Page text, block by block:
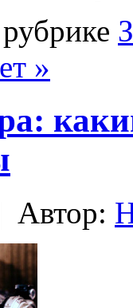
»
Автор: